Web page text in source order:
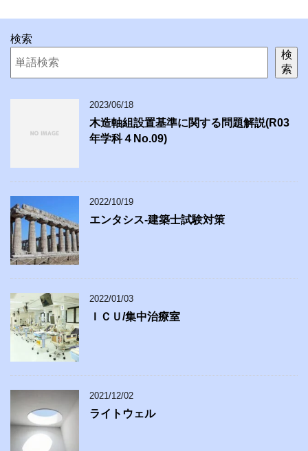
検索
検
索
2023/06/18
木造軸組設置基準に関する問題解説(R03
年学科４No.09)
2022/10/19
エンタシス-建築士試験対策
2022/01/03
ＩＣＵ/集中治療室
2021/12/02
ライトウェル